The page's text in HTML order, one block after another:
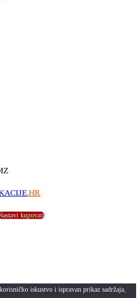
.HR
kupovati
iskustvo i ispravan prikaz sadržaja,